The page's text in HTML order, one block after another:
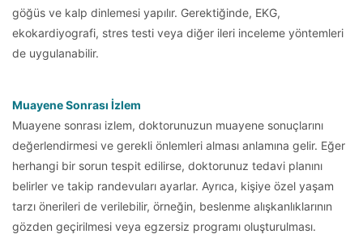
göğüs ve kalp dinlemesi yapılır. Gerektiğinde, EKG,
ekokardiyografi, stres testi veya diğer ileri inceleme yöntemleri
de uygulanabilir.
Muayene Sonrası İzlem
Muayene sonrası izlem, doktorunuzun muayene sonuçlarını
değerlendirmesi ve gerekli önlemleri alması anlamına gelir. Eğer
herhangi bir sorun tespit edilirse, doktorunuz tedavi planını
belirler ve takip randevuları ayarlar. Ayrıca, kişiye özel yaşam
tarzı önerileri de verilebilir, örneğin, beslenme alışkanlıklarının
gözden geçirilmesi veya egzersiz programı oluşturulması.